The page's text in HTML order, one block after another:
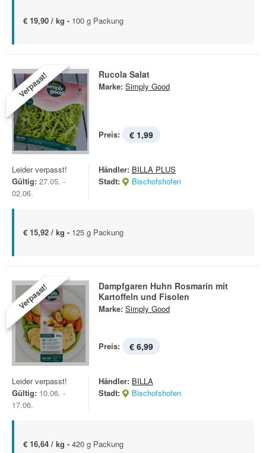
€ 19,90 / kg - 100 g Packung
Verpasst! Rucola Salat
Marke: Simply Good
Preis: € 1,99
Leider verpasst!
Gültig: 27.05. -
02.06.
Händler: BILLA PLUS
Stadt:
Bischofshofen
€ 15,92 / kg - 125 g Packung
Verpasst!
Dampfgaren Huhn Rosmarin mit
Kartoffeln und Fisolen
Marke: Simply Good
Preis: € 6,99
Leider verpasst!
Gültig: 10.06. -
17.06.
Händler: BILLA
Stadt:
Bischofshofen
€ 16,64 / kg - 420 g Packung